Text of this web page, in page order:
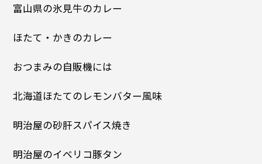
富山県の氷見牛のカレー
ほたて・かきのカレー
おつまみの自販機には
北海道ほたてのレモンバター風味
明治屋の砂肝スパイス焼き
明治屋のイベリコ豚タン